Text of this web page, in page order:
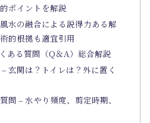
ポイントを解説
水の融合による説得力ある解
的根拠も適宜引用
ある質問（Q＆A）総合解説
玄関は？トイレは？外に置く
問 – 水やり頻度、剪定時期、